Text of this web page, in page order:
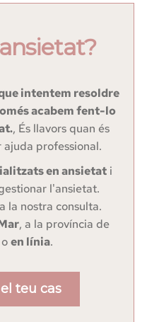
intentem resoldre
acabem fent-lo
, És llavors quan és
professional.
en ansietat i
l'ansietat.
, a la província de
en línia.
teu cas